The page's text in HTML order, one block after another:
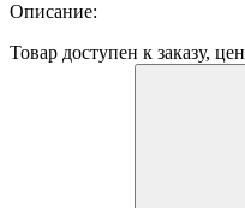
Описание:
Товар доступен к заказу,